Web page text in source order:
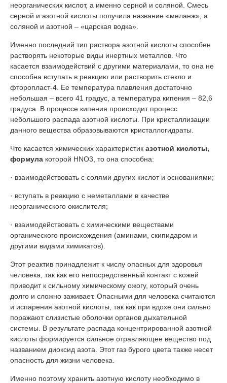
неорганических кислот, а именно серной и соляной. Смесь
серной и азотной кислоты получила название «меланж», а
соляной и азотной – «царская водка».
Именно последний тип раствора азотной кислоты способен
растворять некоторые виды инертных металлов. Что
касается взаимодействий с другими материалами, то она не
способна вступать в реакцию или растворить стекло и
фторопласт-4. Ее температура плавления достаточно
небольшая – всего 41 градус, а температура кипения – 82,6
градуса. В процессе кипения происходит процесс
небольшого распада азотной кислоты. При кристаллизации
данного вещества образовываются кристаллогидраты.
Что касается химических характеристик азотной кислоты,
формула которой HNO3, то она способна:
· взаимодействовать с солями других кислот и основаниями;
· вступать в реакцию с неметаллами в качестве
неорганического окислителя;
· взаимодействовать с химическими веществами
органического происхождения (аминами, скипидаром и
другими видами химикатов).
Этот реактив принадлежит к числу опасных для здоровья
человека, так как его непосредственный контакт с кожей
приводит к сильному химическому ожогу, который очень
долго и сложно заживает. Опасными для человека считаются
и испарения азотной кислоты, так как при вдохе они сильно
поражают слизистые оболочки органов дыхательной
системы. В результате распада концентрированной азотной
кислоты формируется сильное отравляющее вещество под
названием диоксид азота. Этот газ бурого цвета также несет
опасность для жизни человека.
Именно поэтому хранить азотную кислоту необходимо в